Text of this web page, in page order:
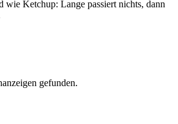
wie Ketchup: Lange passiert nichts, dann
gefunden.